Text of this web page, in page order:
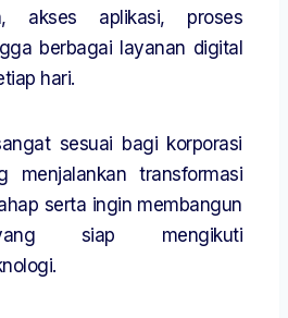
akses aplikasi, proses
berbagai layanan digital
hari.
sesuai bagi korporasi
menjalankan transformasi
serta ingin membangun
siap mengikuti